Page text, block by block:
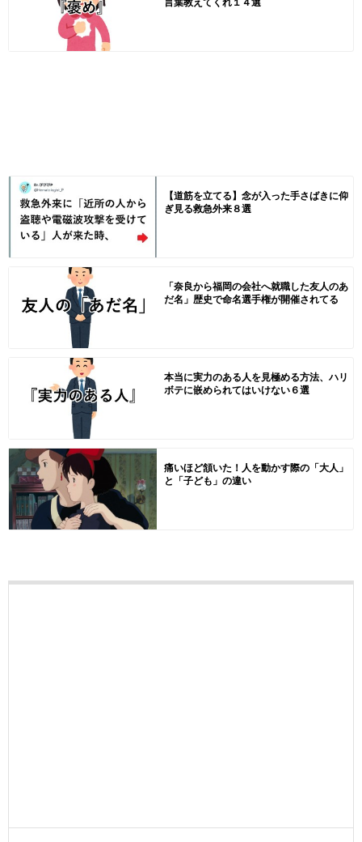
【道筋を立てる】念が入った手さばきに仰
ぎ見る救急外来８選
「奈良から福岡の会社へ就職した友人のあ
だ名」歴史で命名選手権が開催されてる
本当に実力のある人を見極める方法、ハリ
ボテに嵌められてはいけない６選
痛いほど頷いた！人を動かす際の「大人」
と「子ども」の違い